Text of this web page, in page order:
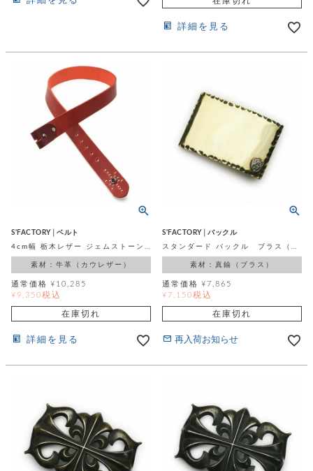
詳細を見る
S'FACTORY│ベルト
4cm幅 栃木レザー ジェムストーンベルト カウレザー レッド（牛革）
素材：牛革（カウレザー）
通常価格 ¥ 10,285
¥9,350税込
在庫切れ
詳細を見る
S'FACTORY│バックル
スタンダード バックル ブラス（真鍮）
素材：真鍮（ブラス）
通常価格 ¥7,865
¥ 7,150税込
在庫切れ
再入荷お知らせ